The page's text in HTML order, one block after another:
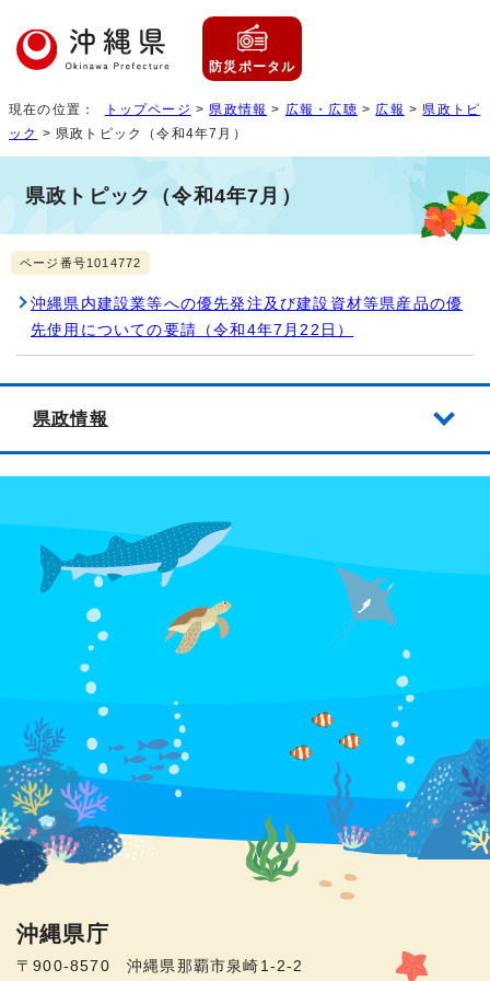
防災ポータル
現在の位置： トップページ > 県政情報 > 広報・広聴 > 広報 > 県政トピ
ック > 県政トピック（令和4年7月）
県政トピック（令和4年7月）
ページ番号1014772
沖縄県内建設業等への優先発注及び建設資材等県産品の優
先使用についての要請（令和4年7月22日）
県政情報
沖縄県庁
〒900-8570 沖縄県那覇市泉崎1-2-2